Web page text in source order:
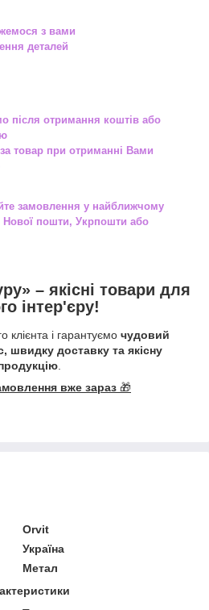
з вами
деталей
після отримання коштів або
товар при отриманні Вами
замовлення у найближчому
Нової пошти, Укрпошти або
» – якісні товари для
інтер'єру!
клієнта і гарантуємо чудовий
швидку доставку та якісну
.
вже зараз 🎁
Orvit
Україна
Метал